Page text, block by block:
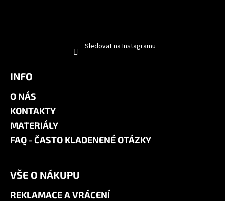
Sledovat na Instagramu
INFO
O NÁS
KONTAKTY
MATERIÁLY
FAQ - ČASTO KLADENENÉ OTÁZKY
VŠE O NÁKUPU
REKLAMACE A VRÁCENÍ